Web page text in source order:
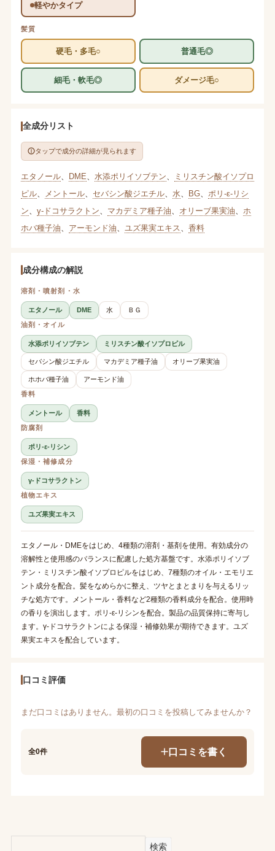
軽やかタイプ
髪質
硬毛・多毛○ 普通毛◎
細毛・軟毛◎ ダメージ毛○
全成分リスト
タップで成分の詳細が見られます
エタノール、 DME 水添ポリイソブテン
ミリスチン酸イソプロ
ピル、 メントール、 セバシン酸ジエチル、 水 BG、 ポリ-ε-リシ
ン
γ-ドコサラクトン マカデミア種子油 オリーブ果実油
ホ
ホバ種子油
アーモンド油 ユズ果実エキス 香料
成分構成の解説
溶剤・噴射剤・水
エタノール DME 水
ＢＧ
油剤・オイル
水添ポリイソブテン ミリスチン酸イソプロピル
セバシン酸ジエチル マカデミア種子油 オリーブ果実油
ホホバ種子油
アーモンド油
香料
メントール
香料
防腐剤
ポリ-ε-リシン
保湿・補修成分
γ-ドコサラクトン
植物エキス
ユズ果実エキス
エタノール・DMEをはじめ、4種類の溶剤・基剤を使用。有効成分の
溶解性と使用感のバランスに配慮した処方基盤です。水添ポリイソブ
テン・ミリスチン酸イソプロピルをはじめ、7種類のオイル・エモリエ
ント成分を配合。髪をなめらかに整え、ツヤとまとまりを与えるリッ
チな処方です。メントール・香料など2種類の香料成分を配合。使用時
の香りを演出します。ポリ-ε-リシンを配合。製品の品質保持に寄与し
ます。γ-ドコサラクトンによる保湿・補修効果が期待できます。ユズ
果実エキスを配合しています。
口コミ評価
まだ口コミはありません。最初の口コミを投稿してみませんか？
全0件 口コミを書く
検索